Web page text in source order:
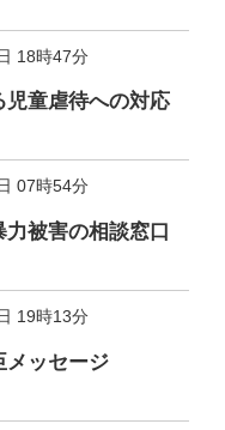
18時47分
児童虐待への対応
07時54分
被害の相談窓口
19時13分
メッセージ